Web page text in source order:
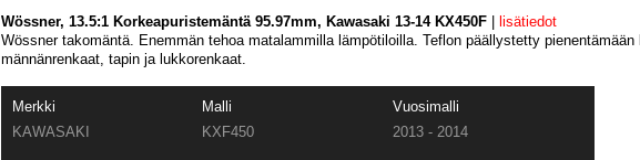
Wössner, 13.5:1 Korkeapuristemäntä 95.97mm, Kawasaki 13-14 KX450F
lisätiedot
Wössner takomäntä. Enemmän tehoa matalammilla lämpötiloilla. Teflon päällystetty
männänrenkaat, tapin ja lukkorenkaat.
Merkki Malli
Vuosimalli
KAWASAKI
KXF450 2013 - 2014